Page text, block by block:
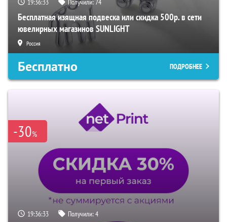
19:36:33 Получили:74
Бесплатная изящная подвеска или скидка 500р. в сети
ювелирных магазинов SUNLIGHT
Россия
Бесплатно ПОДРОБНЕЕ
-30%
19:36:33 Получили:4